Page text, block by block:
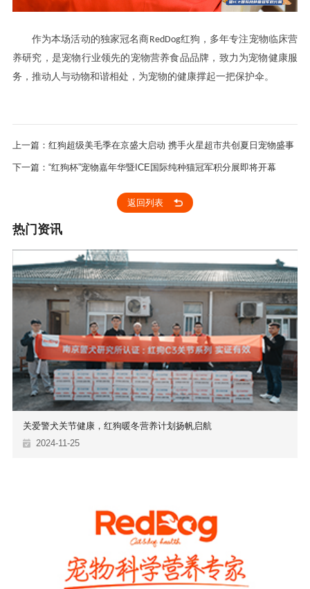
作为本场活动的独家冠名商RedDog红狗， 多年专注宠物临床营
养研究 ， 是宠物行业领先的宠物营养食品品牌， 致力 为宠物健康服
务， 推动 人与动物和谐相处，为宠物的健康撑起一把保护伞。
上一篇：红狗超级美毛季在京盛大启动 携手火星超市共创夏日宠物盛事
下一篇：“红狗杯”宠物嘉年华暨ICE国际纯种猫冠军积分展即将开幕
返回列表
热门资讯
关爱警犬关节健康，红狗暖冬营养计划扬帆启航
2024-11-25